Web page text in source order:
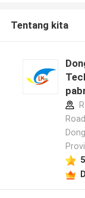
Tentang kita